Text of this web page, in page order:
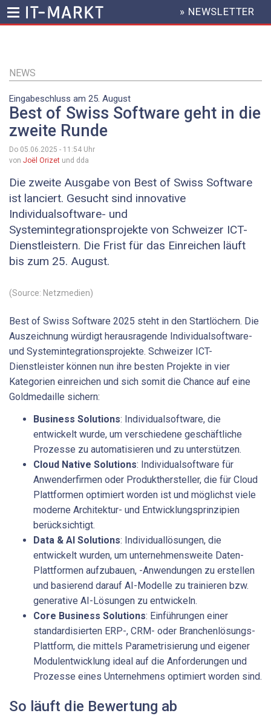
Inhalt
HEADER
MENU
» NEWSLETTER
NEWS
Eingabeschluss am 25. August
Best of Swiss Software geht in die
zweite Runde
Do 05.06.2025 - 11:54 Uhr
von Joël Orizet und dda
Die zweite Ausgabe von Best of Swiss Software
ist lanciert. Gesucht sind innovative
Individualsoftware- und
Systemintegrationsprojekte von Schweizer ICT-
Dienstleistern. Die Frist für das Einreichen läuft
bis zum 25. August.
(Source: Netzmedien)
Best of Swiss Software 2025 steht in den Startlöchern. Die
Auszeichnung würdigt herausragende Individualsoftware-
und Systemintegrationsprojekte. Schweizer ICT-
Dienstleister können nun ihre besten Projekte in vier
Kategorien einreichen und sich somit die Chance auf eine
Goldmedaille sichern:
Business Solutions: Individualsoftware, die
entwickelt wurde, um verschiedene geschäftliche
Prozesse zu automatisieren und zu unterstützen.
Cloud Native Solutions: Individualsoftware für
Anwenderfirmen oder Produkthersteller, die für Cloud
Plattformen optimiert worden ist und möglichst viele
moderne Architektur- und Entwicklungsprinzipien
berücksichtigt.
Data & AI Solutions: Individuallösungen, die
entwickelt wurden, um unternehmensweite Daten-
Plattformen aufzubauen, -Anwendungen zu erstellen
und basierend darauf AI-Modelle zu trainieren bzw.
generative AI-Lösungen zu entwickeln.
Core Business Solutions: Einführungen einer
standardisierten ERP-, CRM- oder Branchenlösungs-
Plattform, die mittels Parametrisierung und eigener
Modulentwicklung ideal auf die Anforderungen und
Prozesse eines Unternehmens optimiert worden sind.
So läuft die Bewertung ab